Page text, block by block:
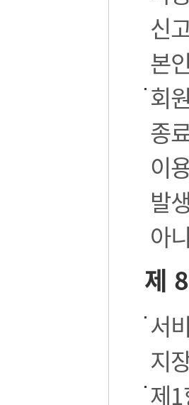
신
본
회
종
이
발
아
제
서
지
제